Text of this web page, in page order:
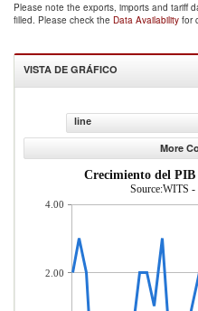
Please note the exports, imports and tariff
filled. Please check the Data Availability for
VISTA DE GRÁFICO
line
More
Crecimiento del
Source:WITS
4.00
2.00